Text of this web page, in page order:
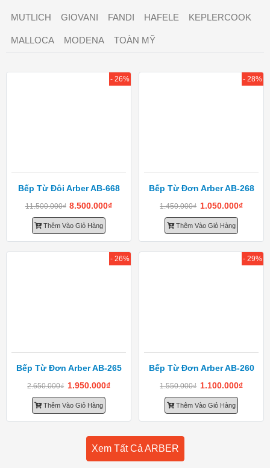
MUTLICH GIOVANI FANDI HAFELE KEPLERCOOK
MALLOCA MODENA TOÀN MỸ
Bếp Từ Đôi Arber AB-668
11.500.000₫ 8.500.000₫
Thêm Vào Giỏ Hàng
- 26%
Bếp Từ Đơn Arber AB-268
1.450.000₫ 1.050.000₫
Thêm Vào Giỏ Hàng
- 28%
Bếp Từ Đơn Arber AB-265
2.650.000₫ 1.950.000₫
Thêm Vào Giỏ Hàng
- 26%
Bếp Từ Đơn Arber AB-260
1.550.000₫ 1.100.000₫
Thêm Vào Giỏ Hàng
- 29%
Xem Tất Cả ARBER